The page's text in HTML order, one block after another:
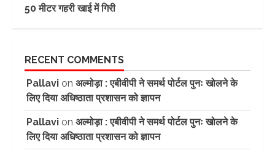
50 मीटर गहरी खाई में गिरी
RECENT COMMENTS
Pallavi on अल्मोड़ा : एबीवीपी ने समर्थ पोर्टल पुनः खोलने के
लिए दिया अधिष्ठाता प्रशासन को ज्ञापन
Pallavi on अल्मोड़ा : एबीवीपी ने समर्थ पोर्टल पुनः खोलने के
लिए दिया अधिष्ठाता प्रशासन को ज्ञापन